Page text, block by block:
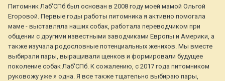
Питомник Лаб'СПб был основан в 2008 году моей мамой Ольгой
Егоровой. Первые годы работы питомника я активно помогала
маме - выставляла наших собак, работала переводчиком при
общении с другими известными заводчиками Европы и Америки, а
также изучала родословные потенциальных женихов. Мы вместе
выбирали пары, выращивали щенков и формировали будущее
поколение собак Лаб'СПб. К сожалению, с 2017 года питомником
руковожу уже я одна. Я все также тщательно выбираю пары,